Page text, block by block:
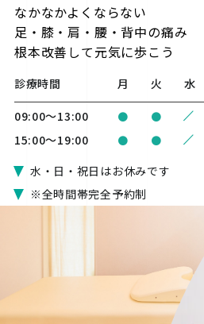
なかなかよくならない
足・膝・肩・腰・背中の痛み
根本改善 して元気に歩こう
診療時間 月 火 水
09:00〜13:00 ● ● /
15:00〜19:00 ● ● /
水・日・祝日はお休みです
※全時間帯完全予約制